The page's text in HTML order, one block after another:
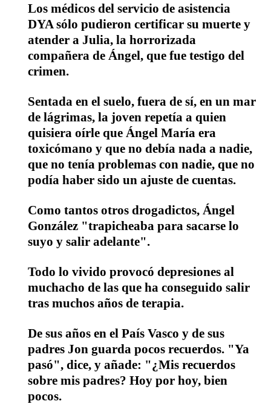
Los médicos del servicio de asistencia
DYA sólo pudieron certificar su muerte y
atender a Julia, la horrorizada
compañera de Ángel, que fue testigo del
crimen.
Sentada en el suelo, fuera de sí, en un mar
de lágrimas, la joven repetía a quien
quisiera oírle que Ángel María era
toxicómano y que no debía nada a nadie,
que no tenía problemas con nadie, que no
podía haber sido un ajuste de cuentas.
Como tantos otros drogadictos, Ángel
González "trapicheaba para sacarse lo
suyo y salir adelante".
Todo lo vivido provocó depresiones al
muchacho de las que ha conseguido salir
tras muchos años de terapia.
De sus años en el País Vasco y de sus
padres Jon guarda pocos recuerdos. "Ya
pasó", dice, y añade: "¿Mis recuerdos
sobre mis padres? Hoy por hoy, bien
pocos.